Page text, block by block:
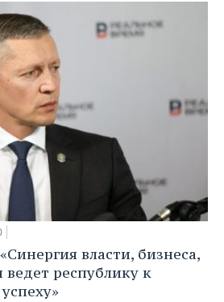
власти, бизнеса,
республику к